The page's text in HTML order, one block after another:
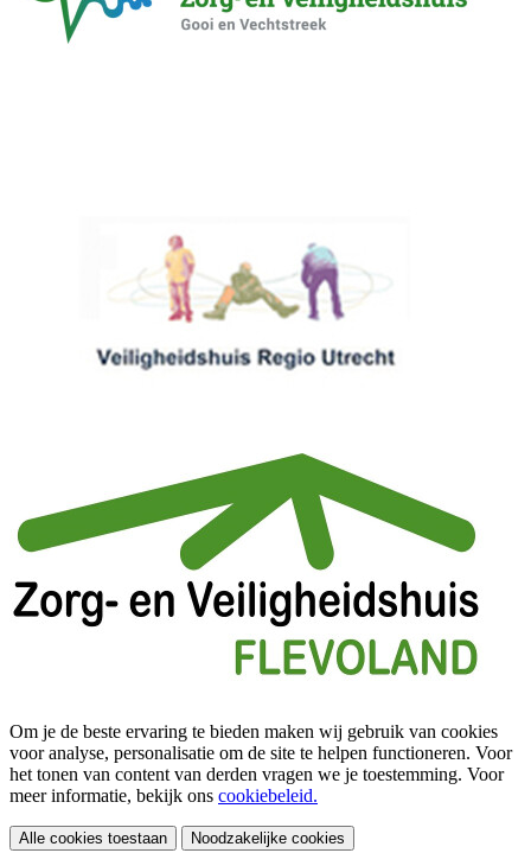
Om je de beste ervaring te bieden maken wij gebruik van cookies
voor analyse, personalisatie om de site te helpen functioneren. Voor
het tonen van content van derden vragen we je toestemming. Voor
meer informatie, bekijk ons cookiebeleid.
Alle cookies toestaan Noodzakelijke cookies